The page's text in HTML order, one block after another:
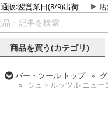
通販:翌営業日(8/9)出荷
商品を買う(カテゴリ)
バー・ツール トップ
シュトルッツル ニュ